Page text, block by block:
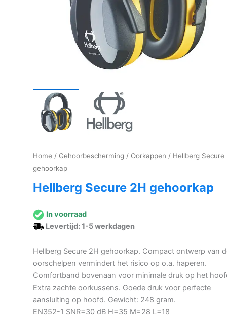
Home / Gehoorbescherming / Oorkappen / Hellberg Secure
gehoorkap
Hellberg Secure 2H gehoorkap
In voorraad
Levertijd: 1-5 werkdagen
Hellberg Secure 2H gehoorkap. Compact ontwerp van
oorschelpen vermindert het risico op o.a. haperen.
Comfortband bovenaan voor minimale druk op het
Extra zachte oorkussens. Goede druk voor perfecte
aansluiting op hoofd. Gewicht: 248 gram.
EN352-1 SNR=30 dB H=35 M=28 L=18